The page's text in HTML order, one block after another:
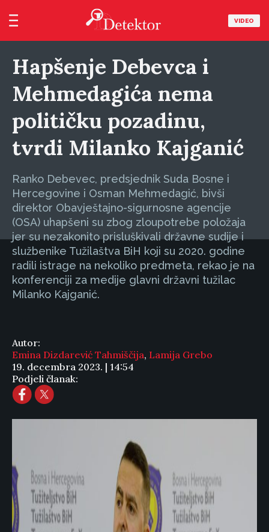
VIDEO
Hapšenje Debevca i
Mehmedagića nema
političku pozadinu,
tvrdi Milanko Kajganić
Ranko Debevec, predsjednik Suda Bosne i
Hercegovine i Osman Mehmedagić, bivši
direktor Obavještajno-sigurnosne agencije
(OSA) uhapšeni su zbog zloupotrebe položaja
jer su nezakonito prisluškivali državne sudije i
službenike Tužilaštva BiH koji su 2020. godine
radili istrage na nekoliko predmeta, rekao je na
konferenciji za medije glavni državni tužilac
Milanko Kajganić.
Autor:
Emina Dizdarević Tahmiščija, Lamija Grebo
19. decembra 2023. | 14:54
Podjeli članak: